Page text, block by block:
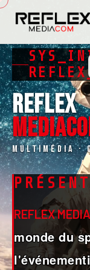
REFLEX
Multimédia ·
REFLEX
monde du